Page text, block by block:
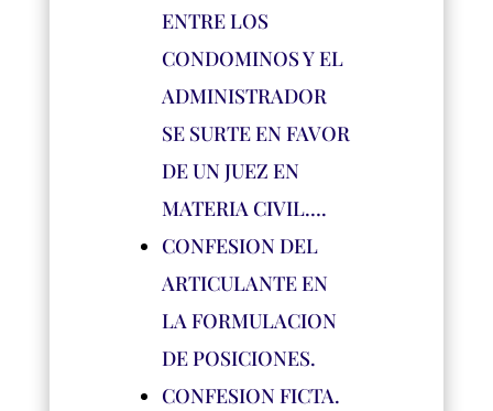
ENTRE LOS
CONDOMINOS Y EL
ADMINISTRADOR
SE SURTE EN FAVOR
DE UN JUEZ EN
MATERIA CIVIL….
CONFESION DEL
ARTICULANTE EN
LA FORMULACION
DE POSICIONES.
CONFESION FICTA.